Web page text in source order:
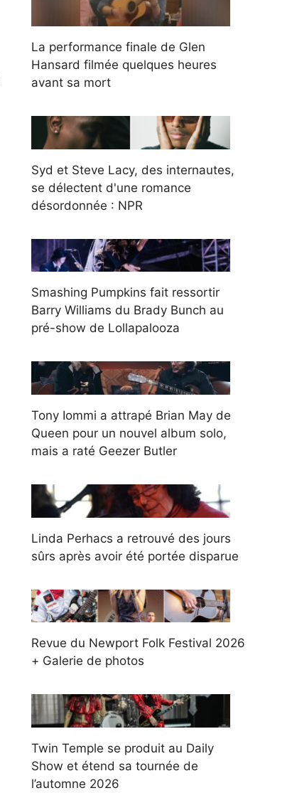
La performance finale de Glen
Hansard filmée quelques heures
avant sa mort
Syd et Steve Lacy, des internautes,
se délectent d'une romance
désordonnée : NPR
Smashing Pumpkins fait ressortir
Barry Williams du Brady Bunch au
pré-show de Lollapalooza
Tony Iommi a attrapé Brian May de
Queen pour un nouvel album solo,
mais a raté Geezer Butler
Linda Perhacs a retrouvé des jours
sûrs après avoir été portée disparue
Revue du Newport Folk Festival 2026
+ Galerie de photos
Twin Temple se produit au Daily
Show et étend sa tournée de
l’automne 2026